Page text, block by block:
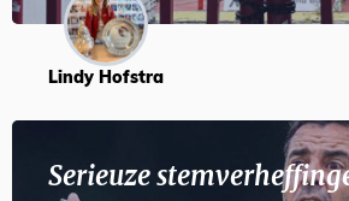
Lindy Hofstra
Serieuze